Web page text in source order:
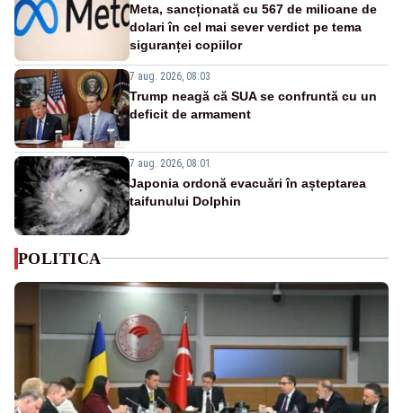
Meta, sancționată cu 567 de milioane de
dolari în cel mai sever verdict pe tema
siguranței copiilor
7 aug. 2026, 08:03
Trump neagă că SUA se confruntă cu un
deficit de armament
7 aug. 2026, 08:01
Japonia ordonă evacuări în așteptarea
taifunului Dolphin
POLITICA